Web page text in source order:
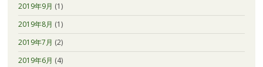
2019年9月 (1)
2019年8月 (1)
2019年7月 (2)
2019年6月 (4)